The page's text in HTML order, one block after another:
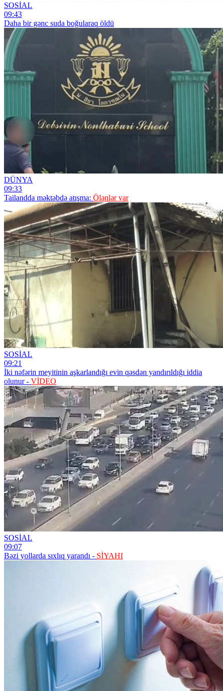
SOSİAL
09:43
Daha bir gənc suda boğularaq öldü
DÜNYA
09:33
Tailandda məktəbdə atışma: Ölənlər var
SOSİAL
09:21
İki nəfərin meyitinin aşkarlandığı evin qəsdən yandırıldığı iddia
olunur - VİDEO
SOSİAL
09:07
Bəzi yollarda sıxlıq yarandı - SİYAHI